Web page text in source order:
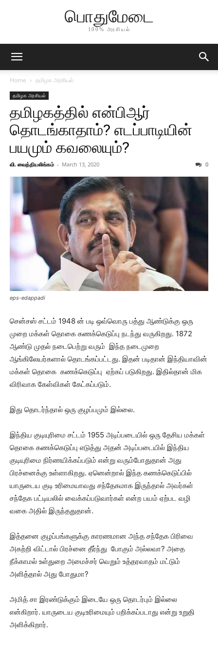
பொதுமேடை
100% அரசியல்
Home தமிழக அரசியல்
தமிழக அரசியல்
தமிழகத்தில் என்பிஆர்
தொடங்காதாம்? எடப்பாடியின்
பயமும் கவலையும்?
வி. வைத்தியலிங்கம் - March 13, 2020 0
eps-edappadi
சென்சஸ் சட்டம் 1948 ன் படி ஒவ்வொரு பத்து ஆண்டுக்கு ஒரு
முறை மக்கள் தொகை கணக்கெடுப்பு நடந்து வருகிறது. 1872
ஆண்டு முதல் நடைபெற்று வரும் இந்த நடைமுறை
ஆங்கிலேயர்களால் தொடங்கப்பட்டது. இதன் படிதான் இந்தியாவின்
மக்கள் தொகை கணக்கெடுப்பு ஏற்கப் படுகிறது. இதில்தான் மிக
விரிவாக கேள்விகள் கேட்கப்படும்.
இது தொடர்ந்தால் ஒரு குழப்பமும் இல்லை.
இந்திய குடியுரிமை சட்டம் 1955 அடிப்படையில் ஒரு தேசிய மக்கள்
தொகை கணக்கெடுப்பு எடுத்து அதன் அடிப்படையில் இந்திய
குடியுரிமை நிர்ணயிக்கப்படும் என்று வரும்போதுதான் அது
பிரச்னைக்கு உள்ளாகிறது. ஏனென்றால் இந்த கணக்கெடுப்பில்
யாருடைய குடி உரிமையாவது சந்தேகமாக இருந்தால் அவர்கள்
சந்தேக பட்டியலில் வைக்கப்படுவார்கள் என்ற பயம் ஏற்பட வழி
வகை அதில் இருந்ததுதான்.
இத்தனை குழப்பங்களுக்கு காரணமான அந்த சந்தேக பிரிவை
அகற்றி விட்டால் பிரச்னை தீர்ந்து போகும் அல்லவா? அதை
நீக்காமல் உள்துறை அமைச்சர் வெறும் உத்தரவாதம் மட்டும்
அளித்தால் அது போதுமா?
அமித் சா இரண்டுக்கும் இடையே ஒரு தொடர்பும் இல்லை
என்கிறார். யாருடைய குடிஉரிமையும் பறிக்கப்படாது என்று உறுதி
அளிக்கிறார்.